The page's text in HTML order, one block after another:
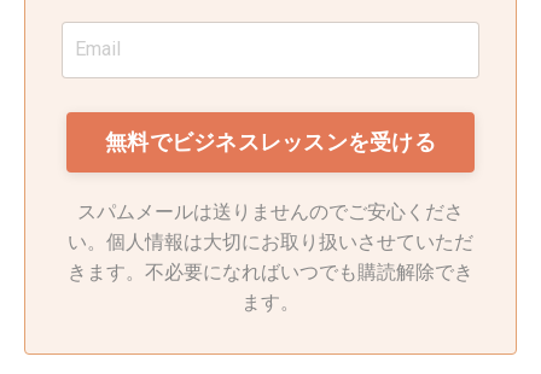
スパムメールは送りませんのでご安心くださ
い。個人情報は大切にお取り扱いさせていただ
きます。不必要になればいつでも購読解除でき
ます。